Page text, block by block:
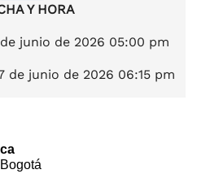
Y HORA
junio de 2026 05:00 pm
de junio de 2026 06:15 pm